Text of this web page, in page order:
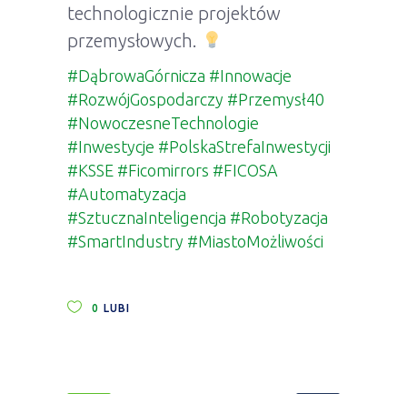
technologicznie projektów
przemysłowych.
#DąbrowaGórnicza #Innowacje
#RozwójGospodarczy #Przemysł40
#NowoczesneTechnologie
#Inwestycje #PolskaStrefaInwestycji
#KSSE #Ficomirrors #FICOSA
#Automatyzacja
#SztucznaInteligencja #Robotyzacja
#SmartIndustry #MiastoMożliwości
0 LUBI